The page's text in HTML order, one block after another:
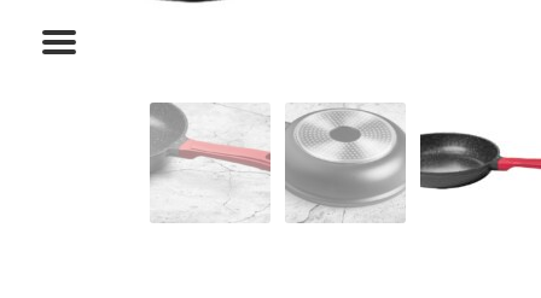
המותגים שלנו
חגים
מתנות לחנוכת בית
מתנות למטבח